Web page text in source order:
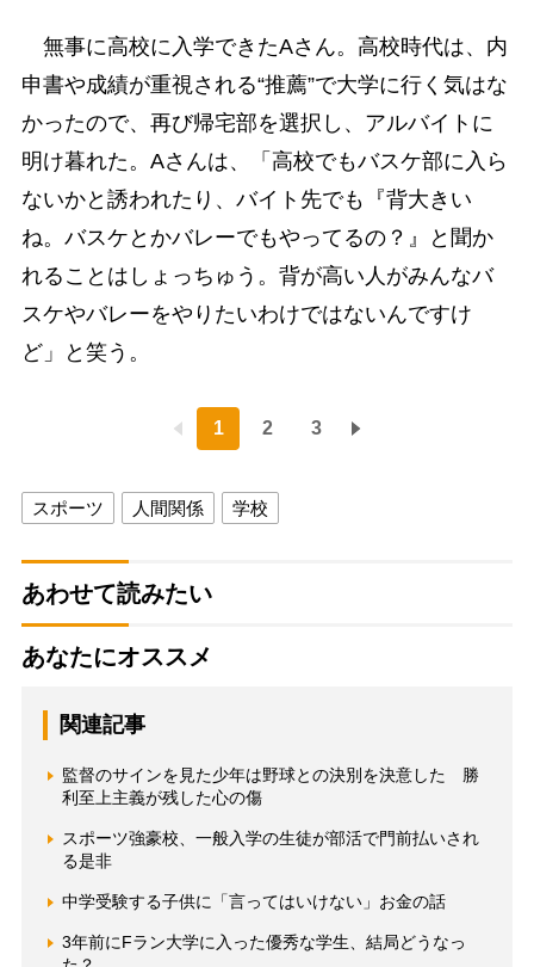
無事に高校に入学できたAさん。高校時代は、内
申書や成績が重視される“推薦”で大学に行く気はな
かったので、再び帰宅部を選択し、アルバイトに
明け暮れた。Aさんは、「高校でもバスケ部に入ら
ないかと誘われたり、バイト先でも『背大きい
ね。バスケとかバレーでもやってるの？』と聞か
れることはしょっちゅう。背が高い人がみんなバ
スケやバレーをやりたいわけではないんですけ
ど」と笑う。
1 2 3
スポーツ 人間関係 学校
あわせて読みたい
あなたにオススメ
関連記事
監督のサインを見た少年は野球との決別を決意した 勝
利至上主義が残した心の傷
スポーツ強豪校、一般入学の生徒が部活で門前払いされ
る是非
中学受験する子供に「言ってはいけない」お金の話
3年前にFラン大学に入った優秀な学生、結局どうなっ